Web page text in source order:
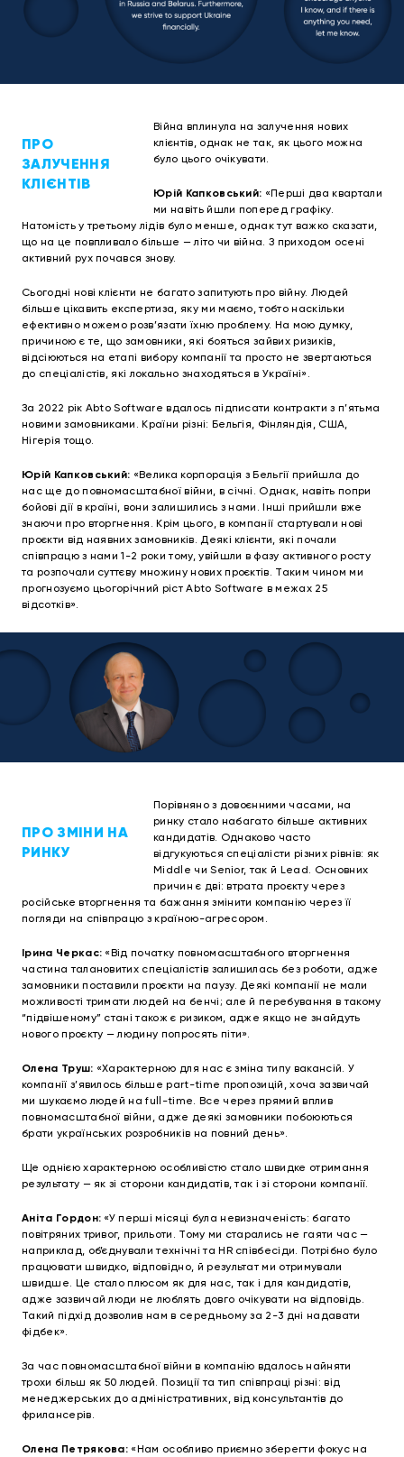
ПРО
ЗАЛУЧЕННЯ
КЛІЄНТІВ
Війна вплинула на залучення нових
клієнтів, однак не так, як цього можна
було цього очікувати.
Юрій Капковський: «Перші два квартали
ми навіть йшли поперед графіку.
Натомість у третьому лідів було менше, однак тут важко сказати,
що на це повпливало більше — літо чи війна. З приходом осені
активний рух почався знову.
Сьогодні нові клієнти не багато запитують про війну. Людей
більше цікавить експертиза, яку ми маємо, тобто наскільки
ефективно можемо розв’язати їхню проблему. На мою думку,
причиною є те, що замовники, які бояться зайвих ризиків,
відсіюються на етапі вибору компанії та просто не звертаються
до спеціалістів, які локально знаходяться в Україні».
За 2022 рік Abto Software вдалось підписати контракти з п’ятьма
новими замовниками. Країни різні: Бельгія, Фінляндія, США,
Нігерія тощо.
Юрій Капковський: «Велика корпорація з Бельгії прийшла до
нас ще до повномасштабної війни, в січні. Однак, навіть попри
бойові дії в країні, вони залишились з нами. Інші прийшли вже
знаючи про вторгнення. Крім цього, в компанії стартували нові
проєкти від наявних замовників. Деякі клієнти, які почали
співпрацю з нами 1-2 роки тому, увійшли в фазу активного росту
та розпочали суттєву множину нових проєктів. Таким чином ми
прогнозуємо цьогорічний ріст Abto Software в межах 25
відсотків».
ПРО ЗМІНИ НА
РИНКУ
Порівняно з довоєнними часами, на
ринку стало набагато більше активних
кандидатів. Однаково часто
відгукуються спеціалісти різних рівнів: як
Middle чи Senior, так й Lead. Основних
причин є дві: втрата проєкту через
російське вторгнення та бажання змінити компанію через її
погляди на співпрацю з країною-агресором.
Ірина Черкас: «Від початку повномасштабного вторгнення
частина талановитих спеціалістів залишилась без роботи, адже
замовники поставили проєкти на паузу. Деякі компанії не мали
можливості тримати людей на бенчі; але й перебування в такому
“підвішеному” стані також є ризиком, адже якщо не знайдуть
нового проєкту — людину попросять піти».
Олена Труш: «Характерною для нас є зміна типу вакансій. У
компанії з’явилось більше part-time пропозицій, хоча зазвичай
ми шукаємо людей на full-time. Все через прямий вплив
повномасштабної війни, адже деякі замовники побоюються
брати українських розробників на повний день».
Ще однією характерною особливістю стало швидке отримання
результату — як зі сторони кандидатів, так і зі сторони компанії.
Аніта Гордон: «У перші місяці була невизначеність: багато
повітряних тривог, прильоти. Тому ми старались не гаяти час —
наприклад, об’єднували технічні та HR співбесіди. Потрібно було
працювати швидко, відповідно, й результат ми отримували
швидше. Це стало плюсом як для нас, так і для кандидатів,
адже зазвичай люди не люблять довго очікувати на відповідь.
Такий підхід дозволив нам в середньому за 2-3 дні надавати
фідбек».
За час повномасштабної війни в компанію вдалось найняти
трохи більш як 50 людей. Позиції та тип співпраці різні: від
менеджерських до адміністративних, від консультантів до
фрилансерів.
Олена Петрякова: «Нам особливо приємно зберегти фокус на